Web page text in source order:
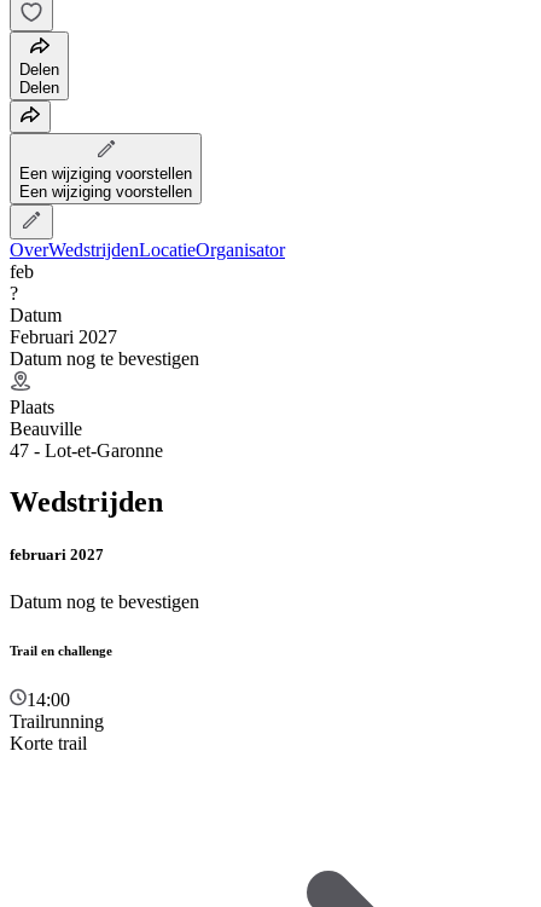
Delen
Delen
Een wijziging voorstellen
Een wijziging voorstellen
OverWedstrijdenLocatieOrganisator
feb
?
Datum
Februari 2027
Datum nog te bevestigen
Plaats
Beauville
47 - Lot-et-Garonne
Wedstrijden
februari 2027
Datum nog te bevestigen
Trail en challenge
14:00
Trailrunning
Korte trail